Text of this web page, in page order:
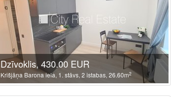
Dzīvoklis, 430.00 EUR
Krišjāņa Barona iela, 1. stāvs, 2 istabas, 26.60m2